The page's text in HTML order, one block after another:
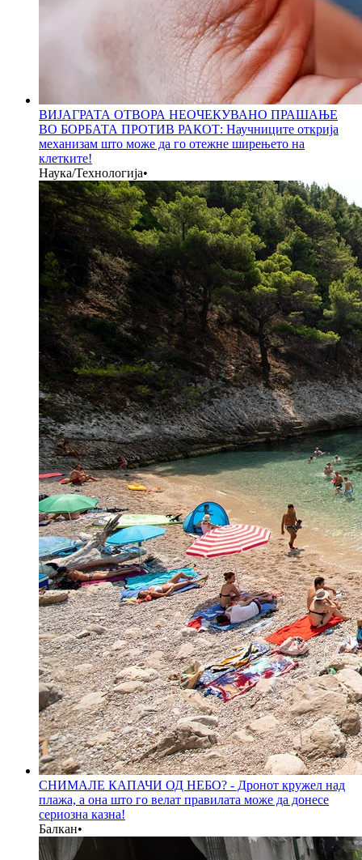
ВИЈАГРАТА ОТВОРА НЕОЧЕКУВАНО ПРАШАЊЕ
ВО БОРБАТА ПРОТИВ РАКОТ: Научниците открија
механизам што може да го отежне ширењето на
клетките!
Наука/Технологија•
СНИМАЛЕ КАПАЧИ ОД НЕБО? - Дронот кружел над
плажа, а она што го велат правилата може да донесе
сериозна казна!
Балкан•